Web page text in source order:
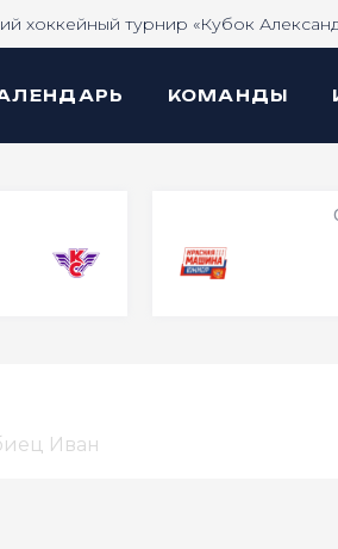
хоккейный турнир «Кубок
КОМАНДЫ
Иван